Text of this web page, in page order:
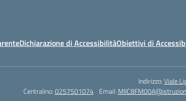
Dichiarazione di AccessibilitàObiettivi di
Indirizzo:Viale
Centralino:0257501074 Email: